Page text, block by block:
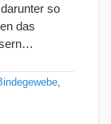
so
das